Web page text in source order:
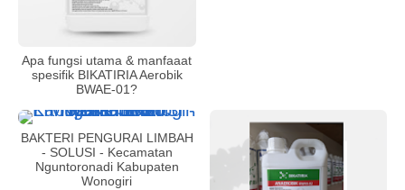
Apa fungsi utama & manfaaat
spesifik BIKATIRIA Aerobik
BWAE-01?
BAKTERI PENGURAI LIMBAH
- SOLUSI - Kecamatan
Nguntoronadi Kabupaten
Wonogiri